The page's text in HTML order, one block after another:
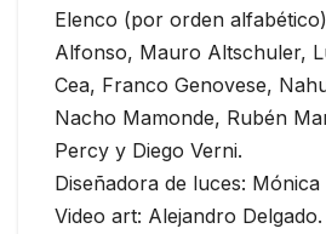
Elenco (por orden
Alfonso, Mauro Altschuler,
Cea, Franco Genovese,
Nacho Mamonde, Rubén
Percy y Diego Verni.
Diseñadora de luces: Mónica
Video art: Alejandro Delgado.